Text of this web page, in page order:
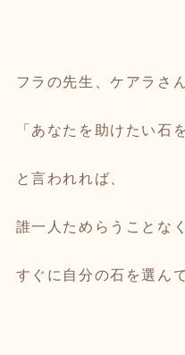
フラの先生、ケアラさ
「あなたを助けたい石
と言われれば、
誰一人ためらうことなく
すぐに自分の石を選ん